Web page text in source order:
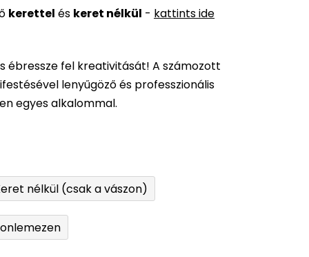
kerettel és keret nélkül - kattints ide
ébressze fel kreativitását! A számozott
lenyűgöző és professzionális
egyes alkalommal.
nélkül (csak a vászon)